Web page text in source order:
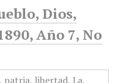
Dios,
Año 7, No